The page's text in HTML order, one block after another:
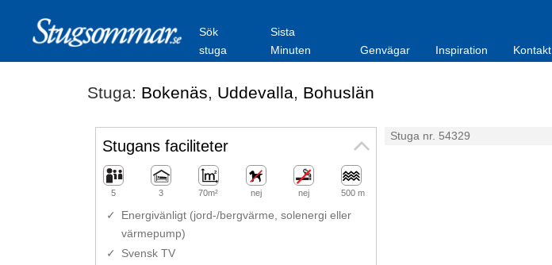
Sök
stuga
Sista
Minuten
Genvägar Inspiration Kontakt
Stuga: Bokenäs, Uddevalla, Bohuslän
Stuga nr. 54329
Stugans faciliteter
5 3 70m² nej nej 500 m
Energivänligt (jord-/bergvärme, solenergi eller
värmepump)
Svensk TV